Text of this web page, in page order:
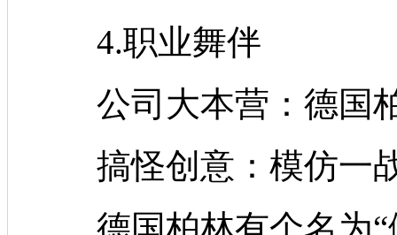
4.职业舞伴
公司大本营：德国
搞怪创意：模仿一